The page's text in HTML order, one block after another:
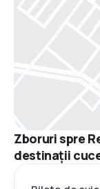
Zboruri spre
destinații